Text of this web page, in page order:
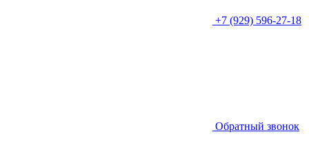
+7 (929) 596-27-18
Обратный звонок